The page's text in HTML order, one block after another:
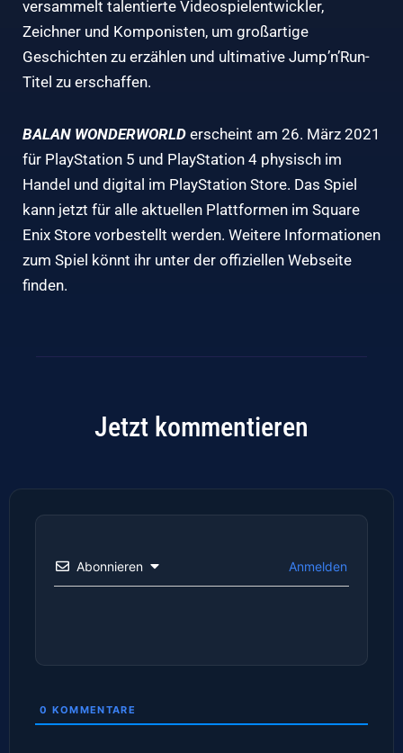
versammelt talentierte Videospielentwickler,
Zeichner und Komponisten, um großartige
Geschichten zu erzählen und ultimative Jump’n’Run-
Titel zu erschaffen.
BALAN WONDERWORLD erscheint am 26. März 2021
für PlayStation 5 und PlayStation 4 physisch im
Handel und digital im PlayStation Store. Das Spiel
kann jetzt für alle aktuellen Plattformen im Square
Enix Store vorbestellt werden. Weitere Informationen
zum Spiel könnt ihr unter der offiziellen Webseite
finden.
Jetzt kommentieren
Abonnieren Anmelden
0 KOMMENTARE